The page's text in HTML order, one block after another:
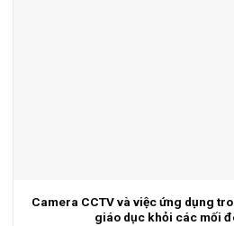
Camera CCTV và việc ứng dụng
giáo dục khỏi các mối